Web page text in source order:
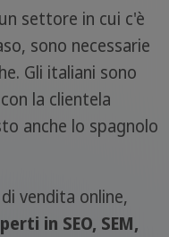
settore in cui c'è
sono necessarie
Gli italiani sono
la clientela
anche lo spagnolo
vendita online,
in SEO, SEM,